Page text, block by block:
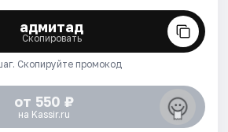
адмитад
Скопировать
Скопируйте промокод
от 550 ₽
на Kassir.ru